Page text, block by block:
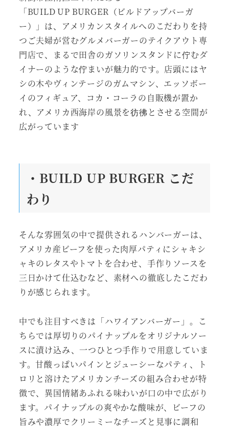
「BUILD UP BURGER（ビルドアップバーガ
ー）」は、アメリカンスタイルへのこだわりを持
つご夫婦が営むグルメバーガーのテイクアウト専
門店で、まるで田舎のガソリンスタンドに佇むダ
イナーのような佇まいが魅力的です。店頭にはヤ
シの木やヴィンテージのガムマシン、エッソボー
イのフィギュア、コカ・コーラの自販機が置か
れ、アメリカ西海岸の風景を彷彿とさせる空間が
広がっています
・BUILD UP BURGER こだ
わり
そんな雰囲気の中で提供されるハンバーガーは、
アメリカ産ビーフを使った肉厚パティにシャキシ
ャキのレタスやトマトを合わせ、手作りソースを
三日かけて仕込むなど、素材への徹底したこだわ
りが感じられます。
中でも注目すべきは「ハワイアンバーガー」。こ
ちらでは厚切りのパイナップルをオリジナルソー
スに漬け込み、一つひとつ手作りで用意していま
す。甘酸っぱいパインとジューシーなパティ、ト
ロリと溶けたアメリカンチーズの組み合わせが特
徴で、異国情緒あふれる味わいが口の中で広がり
ます。パイナップルの爽やかな酸味が、ビーフの
旨みや濃厚でクリーミーなチーズと見事に調和